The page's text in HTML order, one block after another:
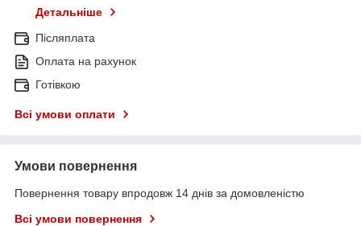
Детальніше
Післяплата
Оплата на рахунок
Готівкою
Всі умови оплати
Умови повернення
Повернення товару впродовж 14 днів за домовленістю
Всі умови повернення